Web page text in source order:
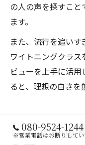
の人の声を探すこと
ます。
また、流行を追い
ワイトニングクラ
ビューを上手に活
ると、理想の白さを
コスパを重
080-9524-1244
※営業電話はお断りしてい